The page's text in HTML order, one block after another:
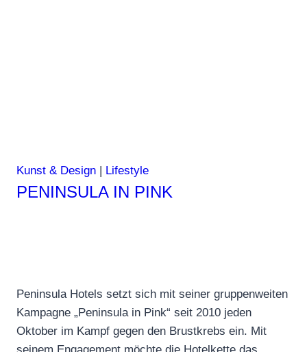
Kunst & Design | Lifestyle
PENINSULA IN PINK
Peninsula Hotels setzt sich mit seiner gruppenweiten
Kampagne „Peninsula in Pink“ seit 2010 jeden
Oktober im Kampf gegen den Brustkrebs ein. Mit
seinem Engagement möchte die Hotelkette das